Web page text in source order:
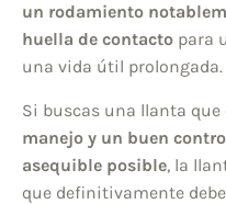
un rodamiento
huella de contacto para
una vida útil prolongada.
Si buscas una llanta
manejo y un buen
asequible posible, la
que definitivamente